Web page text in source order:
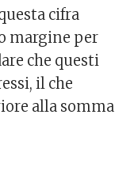
cifra
margine per
che questi
il che
alla somma